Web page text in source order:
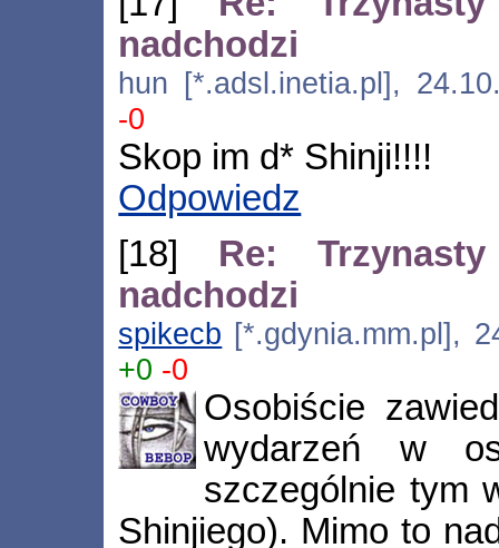
nadchodzi
hun [*.adsl.inetia.pl],
-0
Skop im d* Shinji!!!!
Odpowiedz
[18] Re:
nadchodzi
spikecb [*.gdynia.mm.pl],
+0 -0
Osobiście
wydarzeń w
szczególnie tym
Shinjiego). Mimo to